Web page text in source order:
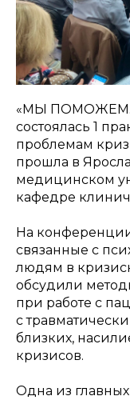
«МЫ
состоялась 1
проблемам
прошла в
медицинском
кафедре
На
связанные с
людям в
обсудили
при работе с
с
близких,
кризисов.
Одна из